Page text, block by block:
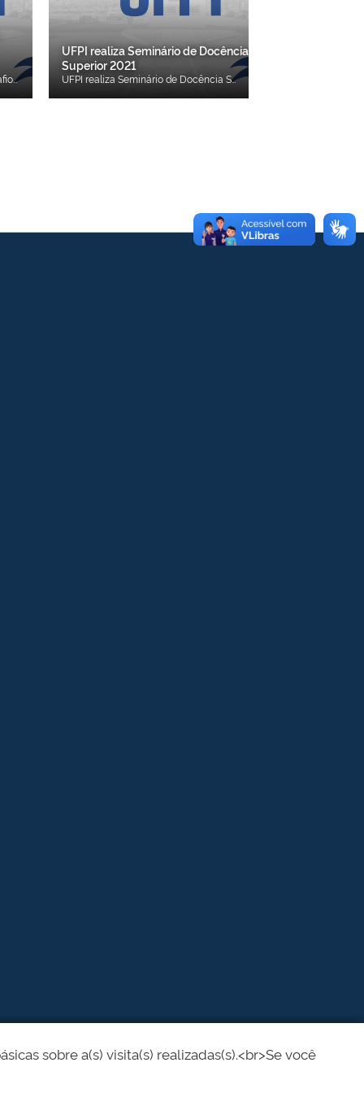
I Seminário do ENADE - UFPI: Desafios pela Qualidade e Excelência nas IES
UFPI realiza Seminário de Docência
Superior 2021
UFPI realiza Seminário de Docência Superior 2021
sobre a(s) visita(s) realizadas(s).<br>Se você